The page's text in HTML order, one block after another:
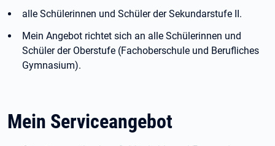
alle Schülerinnen und Schüler der Sekundarstufe II.
Mein Angebot richtet sich an alle Schülerinnen und
Schüler der Oberstufe (Fachoberschule und Berufliches
Gymnasium).
Mein Serviceangebot